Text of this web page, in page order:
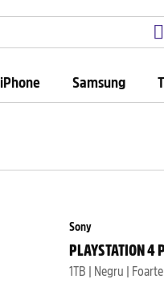
iPhone Samsung
Sony
PLAYSTATION 4
1TB | Negru |